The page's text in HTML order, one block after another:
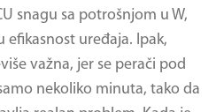
snagu sa potrošnjom u W,
efikasnost uređaja. Ipak,
važna, jer se perači pod
nekoliko minuta, tako da